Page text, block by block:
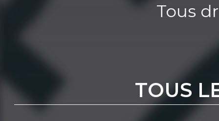
Tous
TOUS